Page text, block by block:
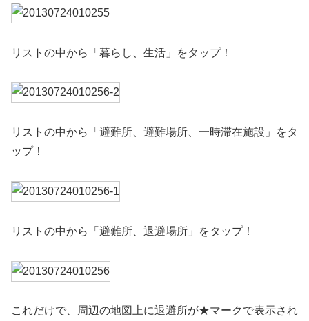
リストの中から「暮らし、生活」をタップ！
リストの中から「避難所、避難場所、一時滞在施設」をタ
ップ！
リストの中から「避難所、退避場所」をタップ！
これだけで、周辺の地図上に退避所が★マークで表示され